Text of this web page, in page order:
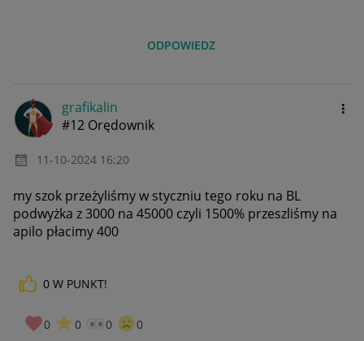
ODPOWIEDZ
grafikalin
#12 Orędownik
‎11-10-2024 16:20
my szok przeżyliśmy w styczniu tego roku na BL
podwyżka z 3000 na 45000 czyli 1500% przeszliśmy na
apilo płacimy 400
0 W PUNKT!
0 0 0 0